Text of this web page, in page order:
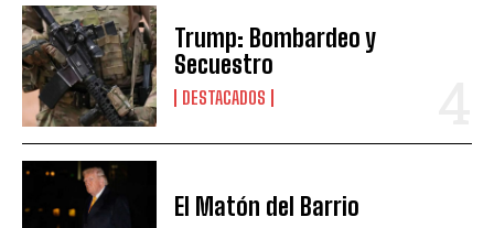
Trump: Bombardeo y
Secuestro
DESTACADOS
El Matón del Barrio